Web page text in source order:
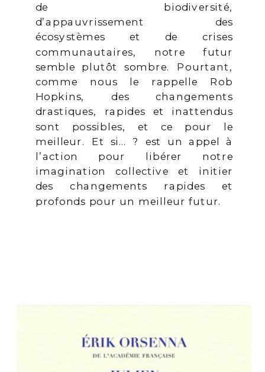
de biodiversité,
d’appauvrissement des
écosystèmes et de crises
communautaires, notre futur
semble plutôt sombre. Pourtant,
comme nous le rappelle Rob
Hopkins, des changements
drastiques, rapides et inattendus
sont possibles, et ce pour le
meilleur. Et si… ? est un appel à
l’action pour libérer notre
imagination collective et initier
des changements rapides et
profonds pour un meilleur futur.